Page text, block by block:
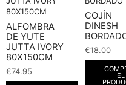
ALFOMBRA
DE YUTE
JUTTA IVORY
80X150CM
€74.95
COJÍN
DINESH
€18.00
EL